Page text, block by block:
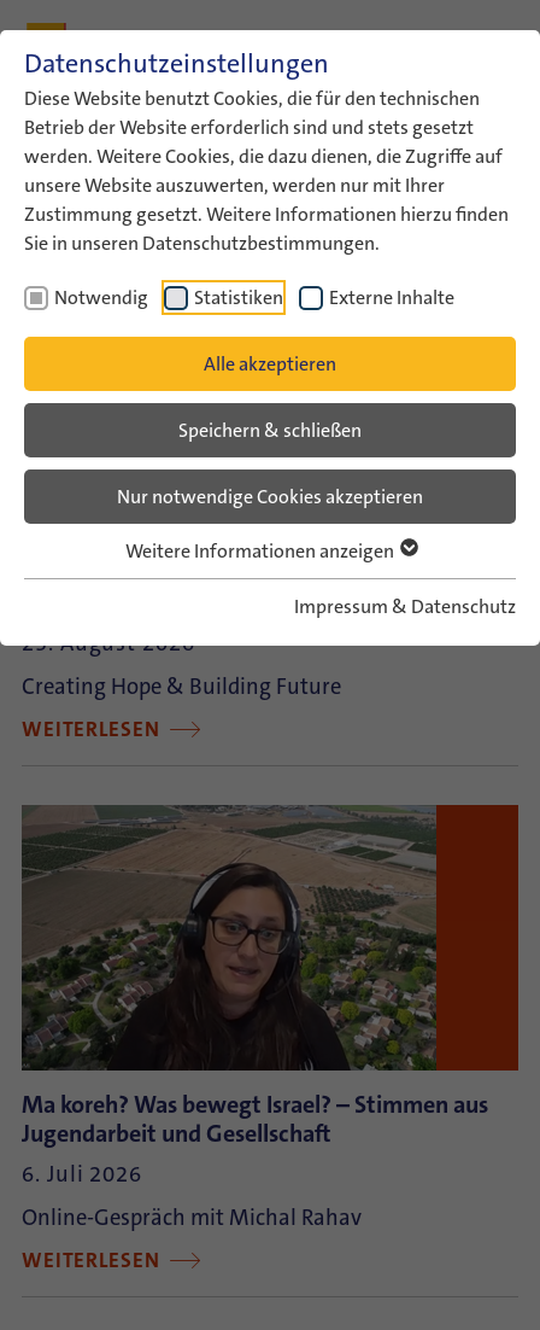
Datenschutzeinstellungen
Diese Website benutzt Cookies, die für den technischen
Betrieb der Website erforderlich sind und stets gesetzt
werden. Weitere Cookies, die dazu dienen, die Zugriffe auf
unsere Website auszuwerten, werden nur mit Ihrer
Zustimmung gesetzt. Weitere Informationen hierzu finden
Sie in unseren Datenschutzbestimmungen.
Notwendig Statistiken Externe Inhalte
Alle akzeptieren
Speichern & schließen
Nur notwendige Cookies akzeptieren
Weitere Informationen anzeigen
Impressum & Datenschutz
ConAct Aktuelles ConAct-News
ConAct-News
German-Israeli Summer Camp 2026
23. August 2026
Creating Hope & Building Future
WEITERLESEN
Ma koreh? Was bewegt Israel? – Stimmen aus
Jugendarbeit und Gesellschaft
6. Juli 2026
Online-Gespräch mit Michal Rahav
WEITERLESEN